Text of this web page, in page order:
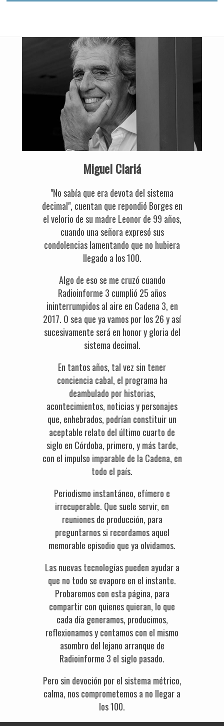
Miguel Clariá
"No sabía que era devota del sistema
decimal", cuentan que repondió Borges en
el velorio de su madre Leonor de 99 años,
cuando una señora expresó sus
condolencias lamentando que no hubiera
llegado a los 100.
Algo de eso se me cruzó cuando
Radioinforme 3 cumplió 25 años
ininterrumpidos al aire en Cadena 3, en
2017. O sea que ya vamos por los 26 y así
sucesivamente será en honor y gloria del
sistema decimal.
En tantos años, tal vez sin tener
conciencia cabal, el programa ha
deambulado por historias,
acontecimientos, noticias y personajes
que, enhebrados, podrían constituir un
aceptable relato del último cuarto de
siglo en Córdoba, primero, y más tarde,
con el impulso imparable de la Cadena, en
todo el país.
Periodismo instantáneo, efímero e
irrecuperable. Que suele servir, en
reuniones de producción, para
preguntarnos si recordamos aquel
memorable episodio que ya olvidamos.
Las nuevas tecnologías pueden ayudar a
que no todo se evapore en el instante.
Probaremos con esta página, para
compartir con quienes quieran, lo que
cada día generamos, producimos,
reflexionamos y contamos con el mismo
asombro del lejano arranque de
Radioinforme 3 el siglo pasado.
Pero sin devoción por el sistema métrico,
calma, nos comprometemos a no llegar a
los 100.